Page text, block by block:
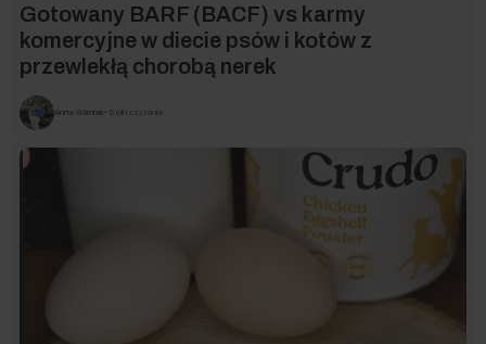
Gotowany BARF (BACF) vs karmy
komercyjne w diecie psów i kotów z
przewlekłą chorobą nerek
Anna Górniak • 6 min czytania